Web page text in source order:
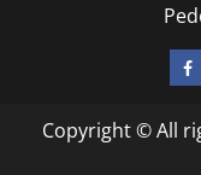
Copyright © All